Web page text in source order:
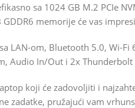
sa 1024 GB M.2 PCIe
GDDR6 memorije će vas
LAN-om, Bluetooth 5.0, Wi-
Audio In/Out i 2x
koji će zadovoljiti i
zadatke, pružajući vam